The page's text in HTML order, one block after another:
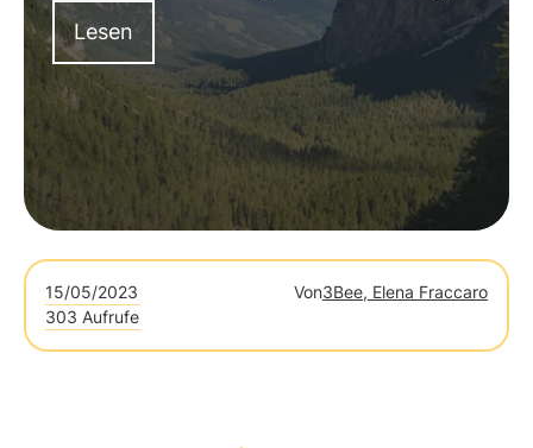
denn die Artenvielfalt an Land und im Meer ist
ein so wertvolles Gut, dass sie als
unschätzbar
gilt.
Lesen
15/05/2023 Von3Bee, Elena Fraccaro
303 Aufrufe